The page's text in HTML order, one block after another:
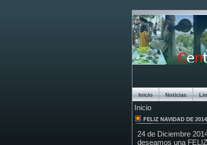
Inicio Noticias
Chat
Inicio
FELIZ NAVIDAD DE 2014
24 de Diciembre
deseamos una